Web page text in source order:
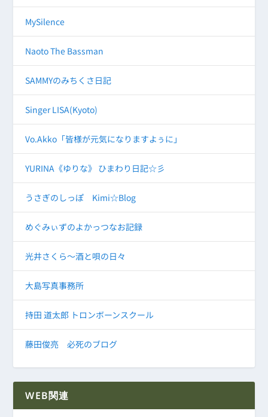
MySilence
Naoto The Bassman
SAMMYのみちくさ日記
Singer LISA(Kyoto)
Vo.Akko「皆様が元気になりますよぅに」
YURINA《ゆりな》 ひまわり日記☆彡
うさぎのしっぽ Kimi☆Blog
めぐみぃずのよかっつなお記録
光井さくら～酒と唄の日々
大島写真事務所
持田 道太郎 トロンボーンスクール
藤田俊亮 必死のブログ
WEB関連